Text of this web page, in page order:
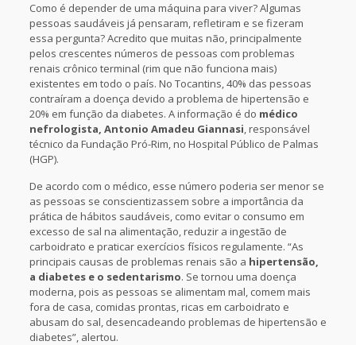
Como é depender de uma máquina para viver? Algumas
pessoas saudáveis já pensaram, refletiram e se fizeram
essa pergunta? Acredito que muitas não, principalmente
pelos crescentes números de pessoas com problemas
renais crônico terminal (rim que não funciona mais)
existentes em todo o país. No Tocantins, 40% das pessoas
contraíram a doença devido a problema de hipertensão e
20% em função da diabetes. A informação é do médico
nefrologista, Antonio Amadeu Giannasi, responsável
técnico da Fundação Pró-Rim, no Hospital Público de Palmas
(HGP).
De acordo com o médico, esse número poderia ser menor se
as pessoas se conscientizassem sobre a importância da
prática de hábitos saudáveis, como evitar o consumo em
excesso de sal na alimentação, reduzir a ingestão de
carboidrato e praticar exercícios físicos regulamente. “As
principais causas de problemas renais são a hipertensão,
a diabetes e o sedentarismo. Se tornou uma doença
moderna, pois as pessoas se alimentam mal, comem mais
fora de casa, comidas prontas, ricas em carboidrato e
abusam do sal, desencadeando problemas de hipertensão e
diabetes”, alertou.